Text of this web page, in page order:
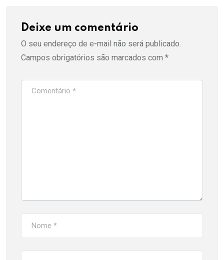
Deixe um comentário
O seu endereço de e-mail não será publicado.
Campos obrigatórios são marcados com *